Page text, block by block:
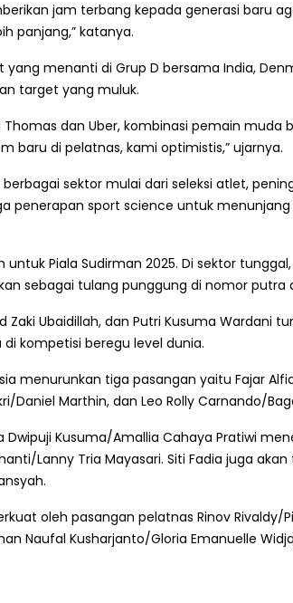
jam terbang kepada generasi baru
panjang,” katanya.
menanti di Grup D bersama India,
target yang muluk.
dan Uber, kombinasi pemain muda
baru di pelatnas, kami optimistis,” ujarnya.
berbagai sektor mulai dari seleksi atlet,
penerapan sport science untuk
Piala Sudirman 2025. Di sektor
sebagai tulang punggung di nomor putra
Zaki Ubaidillah, dan Putri Kusuma Wardani
kompetisi beregu level dunia.
menurunkan tiga pasangan yaitu Fajar
Daniel Marthin, dan Leo Rolly Carnando/
Dwipuji Kusuma/Amallia Cahaya Pratiwi
Lanny Tria Mayasari. Siti Fadia juga
oleh pasangan pelatnas Rinov Rivaldy/
Naufal Kusharjanto/Gloria Emanuelle